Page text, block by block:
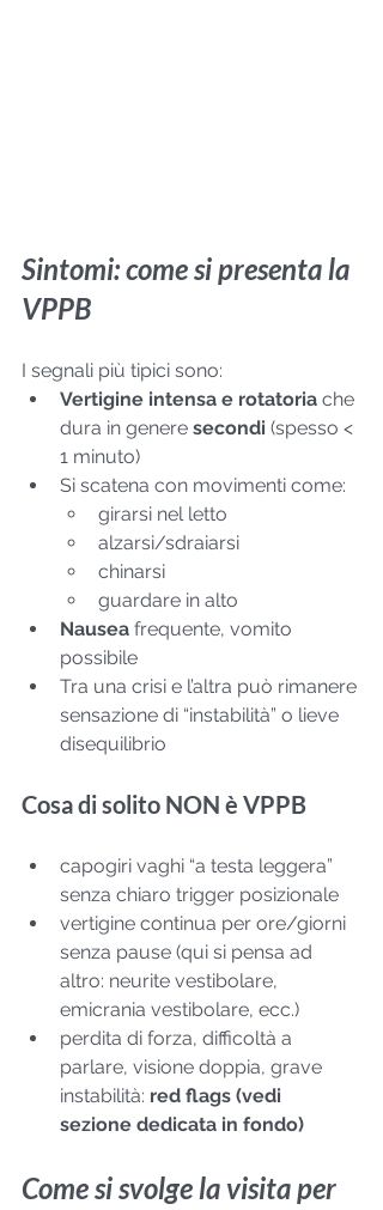
Sintomi: come si presenta la
VPPB
I segnali più tipici sono:
Vertigine intensa e rotatoria che
dura in genere secondi (spesso <
1 minuto)
Si scatena con movimenti come:
girarsi nel letto
alzarsi/sdraiarsi
chinarsi
guardare in alto
Nausea frequente, vomito
possibile
Tra una crisi e l’altra può rimanere
sensazione di “instabilità” o lieve
disequilibrio
Cosa di solito NON è VPPB
capogiri vaghi “a testa leggera”
senza chiaro trigger posizionale
vertigine continua per ore/giorni
senza pause (qui si pensa ad
altro: neurite vestibolare,
emicrania vestibolare, ecc.)
perdita di forza, difficoltà a
parlare, visione doppia, grave
instabilità: red flags (vedi
sezione dedicata in fondo)
Come si svolge la visita per